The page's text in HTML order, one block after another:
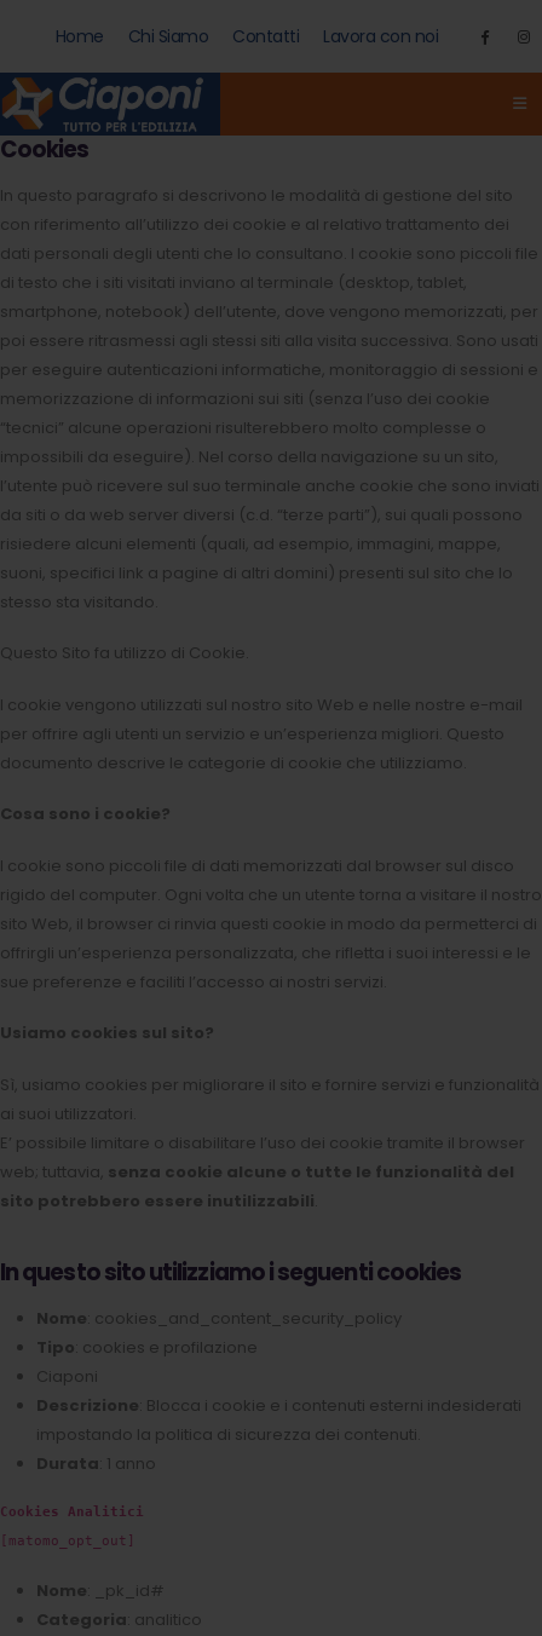
Home Chi Siamo Contatti Lavora con noi
Cookies
In questo paragrafo si descrivono le modalità di gestione del sito
con riferimento all’utilizzo dei cookie e al relativo trattamento dei
dati personali degli utenti che lo consultano. I cookie sono piccoli file
di testo che i siti visitati inviano al terminale (desktop, tablet,
smartphone, notebook) dell’utente, dove vengono memorizzati, per
poi essere ritrasmessi agli stessi siti alla visita successiva. Sono usati
per eseguire autenticazioni informatiche, monitoraggio di sessioni e
memorizzazione di informazioni sui siti (senza l’uso dei cookie
“tecnici” alcune operazioni risulterebbero molto complesse o
impossibili da eseguire). Nel corso della navigazione su un sito,
l’utente può ricevere sul suo terminale anche cookie che sono inviati
da siti o da web server diversi (c.d. “terze parti”), sui quali possono
risiedere alcuni elementi (quali, ad esempio, immagini, mappe,
suoni, specifici link a pagine di altri domini) presenti sul sito che lo
stesso sta visitando.
Questo Sito fa utilizzo di Cookie.
I cookie vengono utilizzati sul nostro sito Web e nelle nostre e-mail
per offrire agli utenti un servizio e un’esperienza migliori. Questo
documento descrive le categorie di cookie che utilizziamo.
Cosa sono i cookie?
I cookie sono piccoli file di dati memorizzati dal browser sul disco
rigido del computer. Ogni volta che un utente torna a visitare il nostro
sito Web, il browser ci rinvia questi cookie in modo da permetterci di
offrirgli un’esperienza personalizzata, che rifletta i suoi interessi e le
sue preferenze e faciliti l’accesso ai nostri servizi.
Usiamo cookies sul sito?
Sì, usiamo cookies per migliorare il sito e fornire servizi e funzionalità
ai suoi utilizzatori.
E’ possibile limitare o disabilitare l’uso dei cookie tramite il browser
web; tuttavia, senza cookie alcune o tutte le funzionalità del
sito potrebbero essere inutilizzabili
In questo sito utilizziamo i seguenti cookies
Nome : cookies_and_content_security_policy
Tipo : cookies e profilazione
Ciaponi
Descrizione : Blocca i cookie e i contenuti esterni indesiderati
impostando la politica di sicurezza dei contenuti.
Durata : 1 anno
Cookies Analitici
[matomo_opt_out]
Nome : _pk_id#
Categoria : analitico